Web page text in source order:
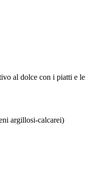
al dolce con i piatti e le
argillosi-calcarei)